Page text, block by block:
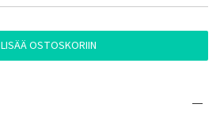
LISÄÄ OSTOSKORIIN